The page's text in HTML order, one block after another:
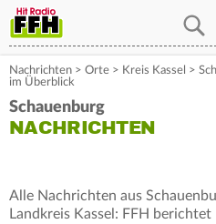
Nachrichten > Orte > Kreis Kassel >
im Überblick
Schauenburg
NACHRICHTEN
Alle Nachrichten aus
Landkreis Kassel: FFH